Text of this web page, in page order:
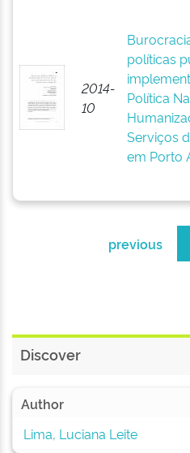
2014-
10
políticas
Política
Serviços
em Porto
previous
Discover
Author
Lima, Luciana Leite